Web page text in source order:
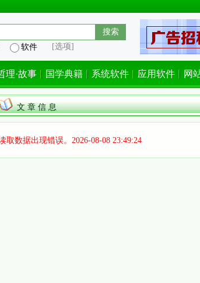
软件 [选项]
理·故事 国学典籍 系统软件 应用软件 网
文 章 信 息
取数据出现错误。2026-08-08 23:49:24